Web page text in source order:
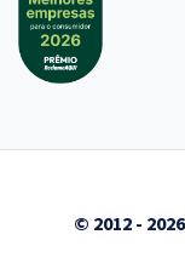
© 2012 -